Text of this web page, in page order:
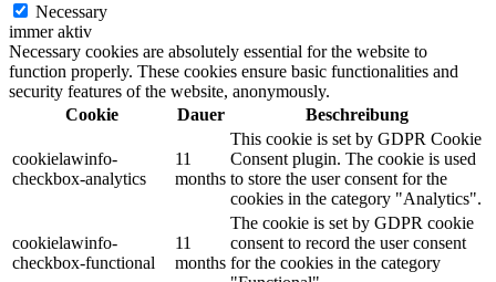
Necessary
immer aktiv
Necessary cookies are absolutely essential for the website to
function properly. These cookies ensure basic functionalities and
security features of the website, anonymously.
Cookie
Dauer Beschreibung
cookielawinfo-
checkbox-analytics
11
months
This cookie is set by GDPR Cookie
Consent plugin. The cookie is used
to store the user consent for the
cookies in the category "Analytics".
cookielawinfo-
checkbox-functional
11
months
The cookie is set by GDPR cookie
consent to record the user consent
for the cookies in the category